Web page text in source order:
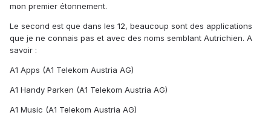
mon premier étonnement.
Le second est que dans les 12, beaucoup sont des applications
que je ne connais pas et avec des noms semblant Autrichien. A
savoir :
A1 Apps (A1 Telekom Austria AG)
A1 Handy Parken (A1 Telekom Austria AG)
A1 Music (A1 Telekom Austria AG)